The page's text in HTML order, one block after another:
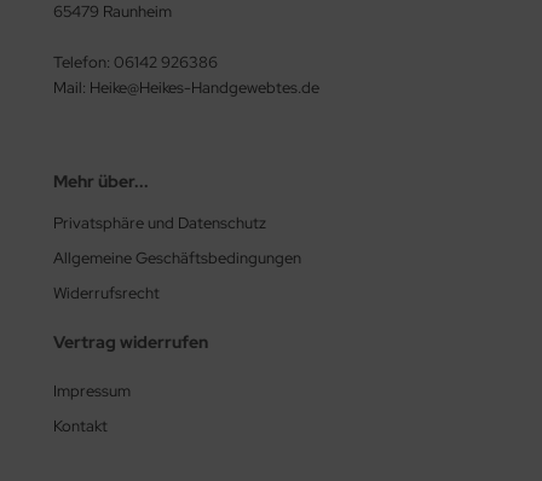
65479 Raunheim
Telefon: 06142 926386
Mail: Heike@Heikes-Handgewebtes.de
Mehr über...
Privatsphäre und Datenschutz
Allgemeine Geschäftsbedingungen
Widerrufsrecht
Vertrag widerrufen
Impressum
Kontakt